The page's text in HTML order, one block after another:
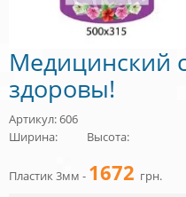
Медицинский
здоровы!
Артикул: 606
Ширина:
Высота:
Пластик 3мм - 1672 грн.